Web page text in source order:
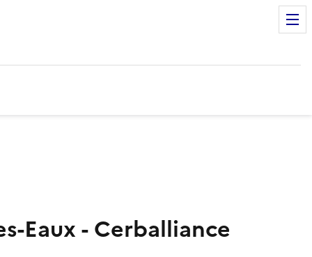
Eaux - Cerballiance